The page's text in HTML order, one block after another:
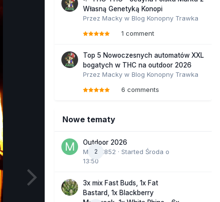
Własną Genetyką Konopi
Przez Macky w Blog Konopny Trawka
1 comment
Top 5 Nowoczesnych automatów XXL
bogatych w THC na outdoor 2026
Przez Macky w Blog Konopny Trawka
6 comments
Nowe tematy
2
Outdoor 2026
Marcel852 · Started Środa o
13:50
3x mix Fast Buds, 1x Fat
Bastard, 1x Blackberry